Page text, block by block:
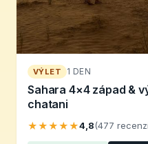
VÝLET 1 DEN
Sahara 4×4 západ &
chatani
★★★★★4,8(477